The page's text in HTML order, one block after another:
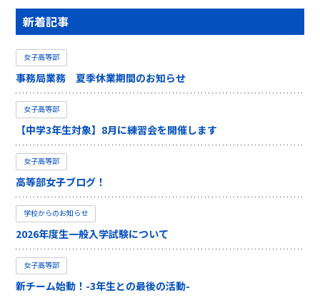
新着記事
女子高等部
事務局業務 夏季休業期間のお知らせ
女子高等部
【中学3年生対象】8月に練習会を開催します
女子高等部
高等部女子ブログ！
学校からのお知らせ
2026年度生一般入学試験について
女子高等部
新チーム始動！-3年生との最後の活動-